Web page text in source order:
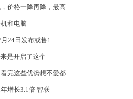
价格一降再降，最高
和电脑
24日发布或售1
是开启了这个
完这些优势想不爱都
增长3.1倍 智联